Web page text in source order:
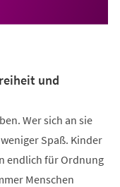
und
Wer sich an sie
Spaß. Kinder
endlich für Ordnung
Menschen